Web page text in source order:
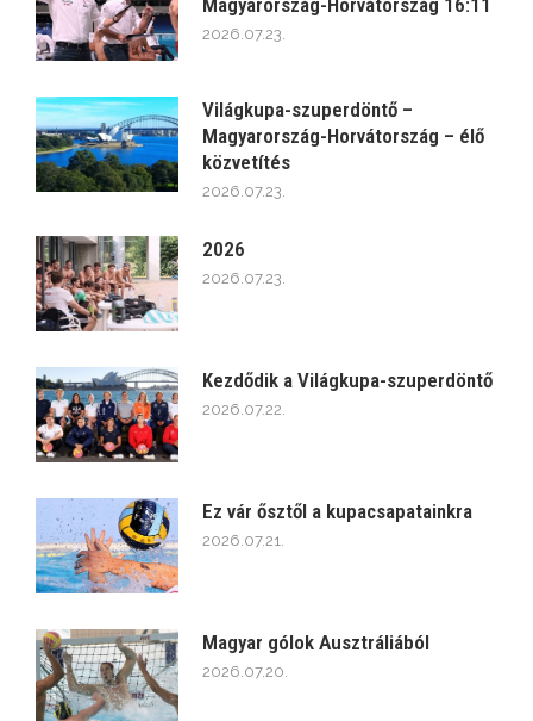
Magyarország-Horvátország 16:11
2026.07.23.
Világkupa-szuperdöntő –
Magyarország-Horvátország – élő
közvetítés
2026.07.23.
2026
2026.07.23.
Kezdődik a Világkupa-szuperdöntő
2026.07.22.
Ez vár ősztől a kupacsapatainkra
2026.07.21.
Magyar gólok Ausztráliából
2026.07.20.